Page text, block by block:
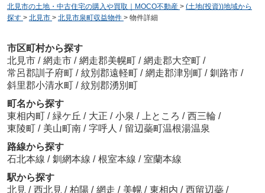
北見市の土地・中古住宅の購入や買取｜MOCO不動産 > (土地(投資))地域から
探す > 北見市 > 北見市泉町収益物件 > 物件詳細
市区町村から探す
北見市 / 網走市 / 網走郡美幌町 / 網走郡大空町 /
常呂郡訓子府町 / 紋別郡遠軽町 / 網走郡津別町 / 釧路市 /
斜里郡小清水町 / 紋別郡湧別町
町名から探す
東相内町 / 緑ケ丘 / 大正 / 小泉 / 上ところ / 西三輪 /
東陵町 / 美山町南 / 字呼人 / 留辺蘂町温根湯温泉
路線から探す
石北本線 / 釧網本線 / 根室本線 / 室蘭本線
駅から探す
北見 / 西北見 / 柏陽 / 網走 / 美幌 / 東相内 / 西留辺蘂 /